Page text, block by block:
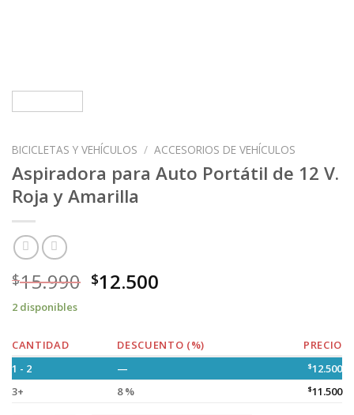
BICICLETAS Y VEHÍCULOS / ACCESORIOS DE VEHÍCULOS
Aspiradora para Auto Portátil de 12 V.
Roja y Amarilla
$15.990 $12.500
2 disponibles
CANTIDAD DESCUENTO (%)
PRECIO
1 - 2
— $12.500
3+
8 % $11.500